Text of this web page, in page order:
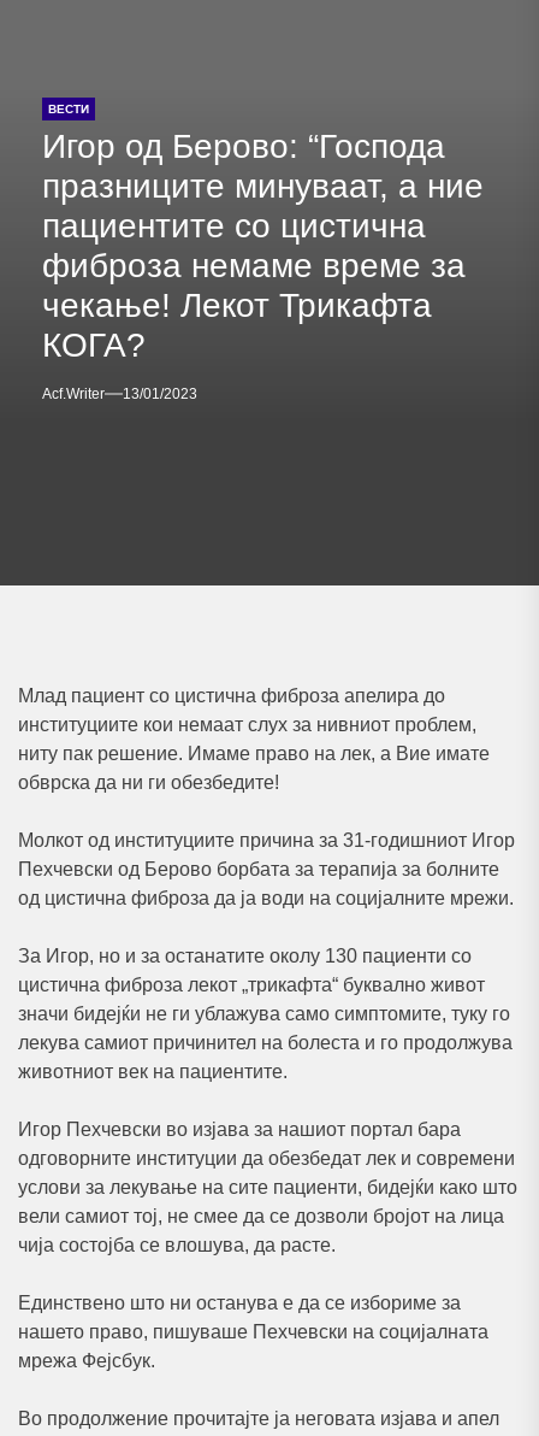
ВЕСТИ
Игор од Берово: “Господа
празниците минуваат, а ние
пациентите со цистична
фиброза немаме време за
чекање! Лекот Трикафта
КОГА?
Acf.writer 13/01/2023
Млад пациент со цистична фиброза апелира до
институциите кои немаат слух за нивниот проблем,
ниту пак решение. Имаме право на лек, а Вие имате
обврска да ни ги обезбедите!
Молкот од институциите причина за 31-годишниот Игор
Пехчевски од Берово борбата за терапија за болните
од цистична фиброза да ја води на социјалните мрежи.
За Игор, но и за останатите околу 130 пациенти со
цистична фиброза лекот „трикафта“ буквално живот
значи бидејќи не ги ублажува само симптомите, туку го
лекува самиот причинител на болеста и го продолжува
животниот век на пациентите.
Игор Пехчевски во изјава за нашиот портал бара
одговорните институции да обезбедат лек и современи
услови за лекување на сите пациенти, бидејќи како што
вели самиот тој, не смее да се дозволи бројот на лица
чија состојба се влошува, да расте.
Единствено што ни останува е да се избориме за
нашето право, пишуваше Пехчевски на социјалната
мрежа Фејсбук.
Во продолжение прочитајте ја неговата изјава и апел